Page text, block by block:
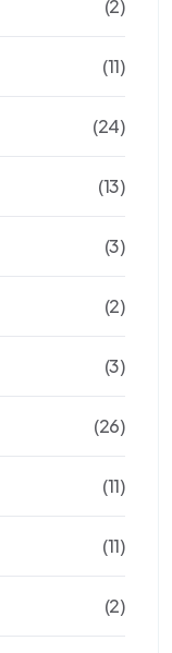
(2)
(11)
(24)
(13)
(3)
(2)
(3)
(26)
(11)
(11)
(2)